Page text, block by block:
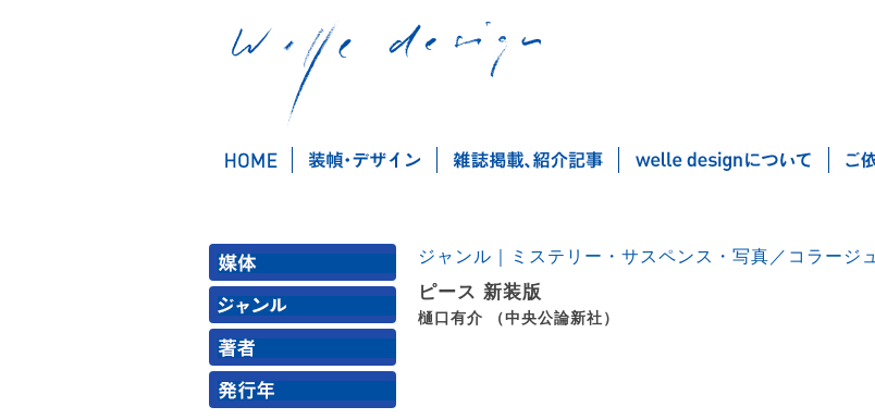
ジャンル｜ミステリー・サスペンス・写真／コラージュ
ピース 新装版
樋口有介 （中央公論新社）